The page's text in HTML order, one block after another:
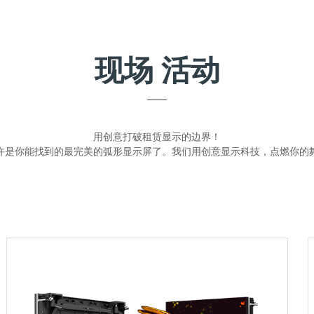
现场 活动
用创意打破租赁显示的边界！
是你能找到的最完美的弧形显示屏了。我们用创意显示科技，点燃你的